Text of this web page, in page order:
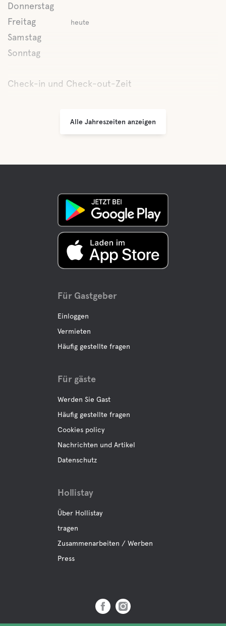
Donnerstag
Freitag
heute
Samstag
Sonntag
Check-in und Check-out-Zeit
Alle Jahreszeiten anzeigen
Für Gastgeber
Einloggen
Vermieten
Häufig gestellte fragen
Für gäste
Werden Sie Gast
Häufig gestellte fragen
Cookies policy
Nachrichten und Artikel
Datenschutz
Hollistay
Über Hollistay
tragen
Zusammenarbeiten / Werben
Press